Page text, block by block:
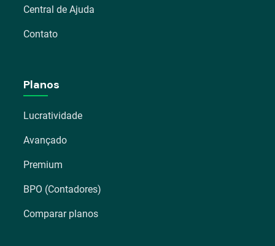
Central de Ajuda
Contato
Planos
Lucratividade
Avançado
Premium
BPO (Contadores)
Comparar planos